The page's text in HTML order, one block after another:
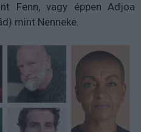
Fenn, vagy éppen Adjoa
mint Nenneke.